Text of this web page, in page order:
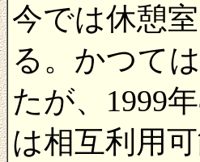
今では休憩
る。かつて
たが、1999
は相互利用